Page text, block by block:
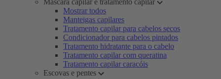
Máscara capilar e tratamento capilar
Mostrar todos
Manteigas capilares
Tratamento capilar para cabelos secos
Condicionador para cabelos pintados
Tratamento hidratante para o cabelo
Tratamento capilar com queratina
Tratamento capilar caracóis
Escovas e pentes